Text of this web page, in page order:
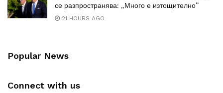
се разпространява: „Много е изтощително“
21 HOURS AGO
Popular News
Connect with us